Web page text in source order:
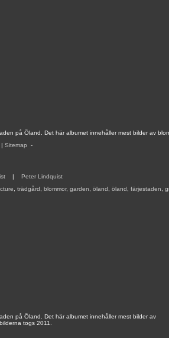
på Öland. Det här albumet innehåller mest bilder av
| Sitemap -
| Peter Lindquist
trädgård blommor, garden öland öland färjestaden
på Öland. Det här albumet innehåller mest bilder av
togs 2011.